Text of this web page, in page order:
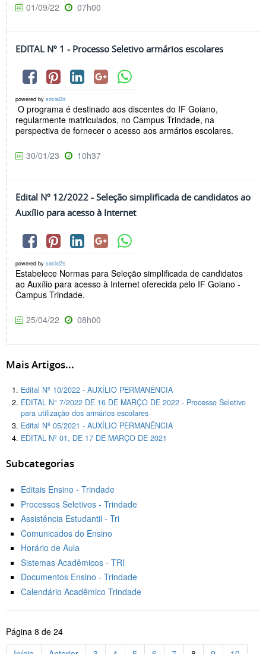
01/09/22 07h00
EDITAL Nº 1 - Processo Seletivo armários escolares
powered by social2s
O programa é destinado aos discentes do IF Goiano,
regularmente matriculados, no Campus Trindade, na
perspectiva de fornecer o acesso aos armários escolares.
30/01/23 10h37
Edital Nº 12/2022 - Seleção simplificada de candidatos ao
Auxílio para acesso à Internet
powered by social2s
Estabelece Normas para Seleção simplificada de candidatos
ao Auxílio para acesso à Internet oferecida pelo IF Goiano -
Campus Trindade.
25/04/22 08h00
Mais Artigos...
Edital Nº 10/2022 - AUXÍLIO PERMANÊNCIA
EDITAL N° 7/2022 DE 16 DE MARÇO DE 2022 - Processo Seletivo
para utilização dos armários escolares
Edital Nº 05/2021 - AUXÍLIO PERMANÊNCIA
EDITAL Nº 01, DE 17 DE MARÇO DE 2021
Subcategorias
Editais Ensino - Trindade
Processos Seletivos - Trindade
Assistência Estudantil - Tri
Comunicados do Ensino
Horário de Aula
Sistemas Acadêmicos - TRI
Documentos Ensino - Trindade
Calendário Acadêmico Trindade
Página 8 de 24